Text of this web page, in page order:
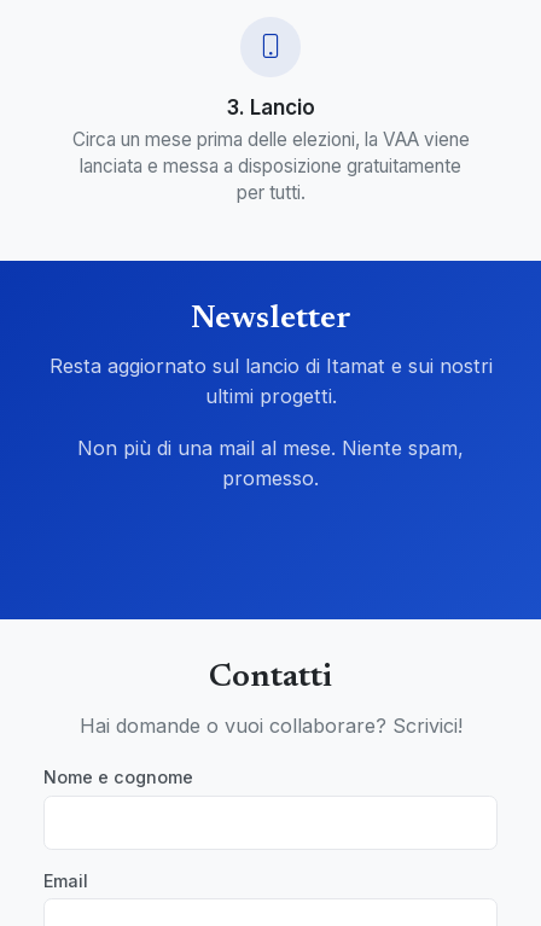
3. Lancio
Circa un mese prima delle elezioni, la VAA viene
lanciata e messa a disposizione gratuitamente
per tutti.
Newsletter
Resta aggiornato sul lancio di Itamat e sui nostri
ultimi progetti.
Non più di una mail al mese. Niente spam,
promesso.
Contatti
Hai domande o vuoi collaborare? Scrivici!
Nome e cognome
Email